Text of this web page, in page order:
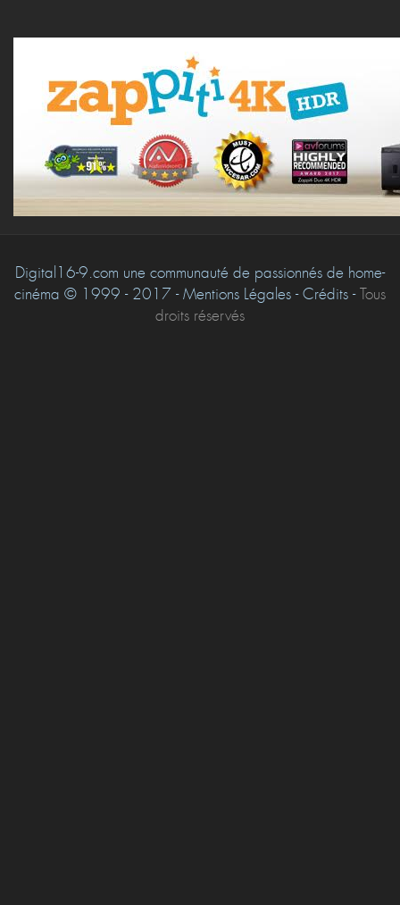
Digital16-9.com une communauté de passionnés de home-
cinéma © 1999 - 2017 - Mentions Légales - Crédits -Tous
droits réservés